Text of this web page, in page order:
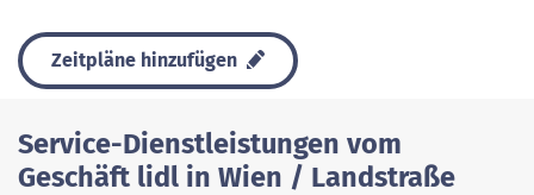
Zeitpläne hinzufügen
Service-Dienstleistungen vom
Geschäft lidl in Wien / Landstraße